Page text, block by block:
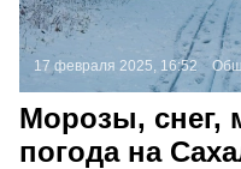
17 февраля 2025, 16:52
Морозы, снег,
погода на